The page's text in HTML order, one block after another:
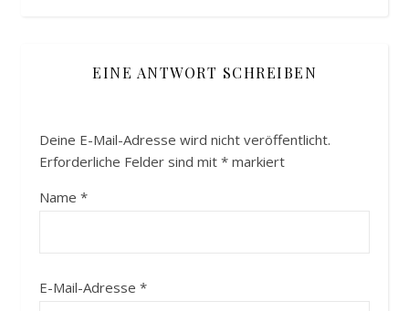
EINE ANTWORT SCHREIBEN
Deine E-Mail-Adresse wird nicht veröffentlicht.
Erforderliche Felder sind mit * markiert
Name *
E-Mail-Adresse *